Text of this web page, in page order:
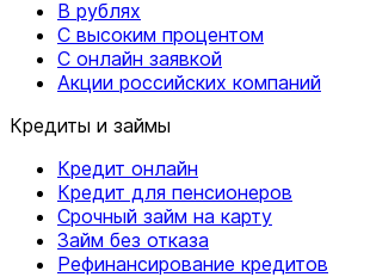
В рублях
С высоким процентом
С онлайн заявкой
Акции российских компаний
Кредиты и займы
Кредит онлайн
Кредит для пенсионеров
Срочный займ на карту
Займ без отказа
Рефинансирование кредитов